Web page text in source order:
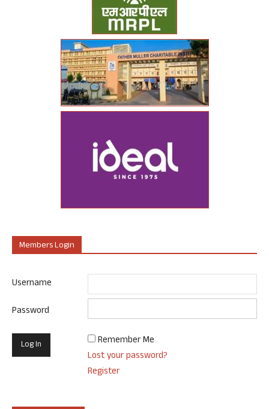
Members Login
Username
Password
Remember Me
Lost your password?
Register